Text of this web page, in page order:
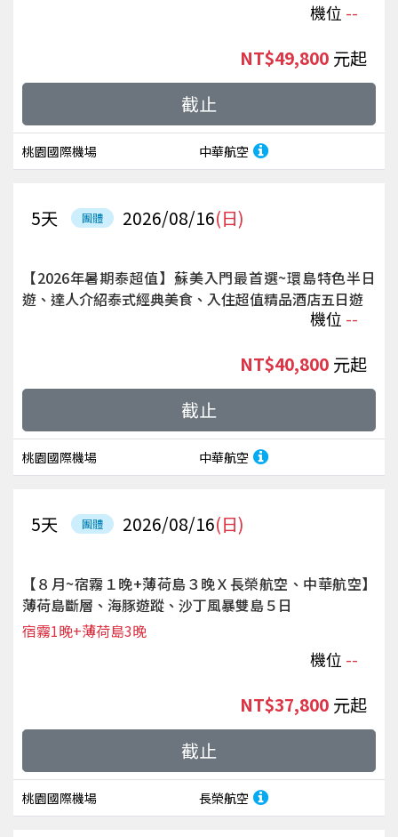
機位 --
桃園國際機場 中華航空
NT$49,800 起
截止
團體 2026/08/16(日)
5天
【2026年暑期泰超值】蘇美入門最首選~環島特色半日
遊、達人介紹泰式經典美食、入住超值精品酒店五日遊
機位 --
桃園國際機場 中華航空
NT$40,800 起
截止
團體 2026/08/16(日)
5天
【８月~宿霧１晚+薄荷島３晚Ｘ長榮航空、中華航空】
薄荷島斷層、海豚遊蹤、沙丁風暴雙島５日
機位 --
宿霧1晚+薄荷島3晚
桃園國際機場 長榮航空
NT$37,800 起
截止